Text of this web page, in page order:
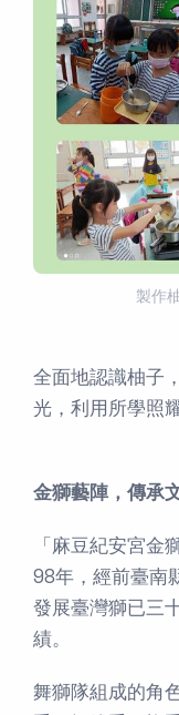
製作
全面地認識柚子
光，利用所學照
金獅藝陣，傳承
「麻豆紀安宮金
98年，經前臺南
發展臺灣獅已三
績。
舞獅隊組成的角